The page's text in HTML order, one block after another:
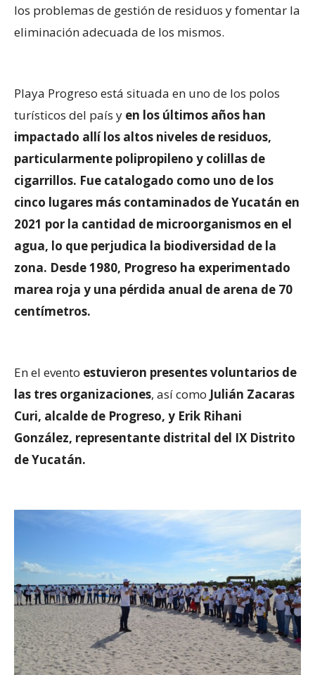
los problemas de gestión de residuos y fomentar la
eliminación adecuada de los mismos.
Playa Progreso está situada en uno de los polos
turísticos del país y en los últimos años han
impactado allí los altos niveles de residuos,
particularmente polipropileno y colillas de
cigarrillos. Fue catalogado como uno de los
cinco lugares más contaminados de Yucatán en
2021 por la cantidad de microorganismos en el
agua, lo que perjudica la biodiversidad de la
zona. Desde 1980, Progreso ha experimentado
marea roja y una pérdida anual de arena de 70
centímetros.
En el evento estuvieron presentes voluntarios de
las tres organizaciones, así como Julián Zacaras
Curi, alcalde de Progreso, y Erik Rihani
González, representante distrital del IX Distrito
de Yucatán.